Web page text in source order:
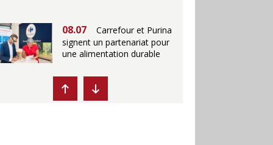
08.07
Carrefour et Purina
signent un partenariat pour
une alimentation durable
07.07
Ikea propose des